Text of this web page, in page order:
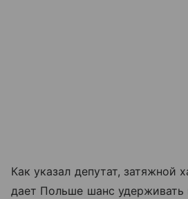
Как указал депутат, затяжной
дает Польше шанс удерживать